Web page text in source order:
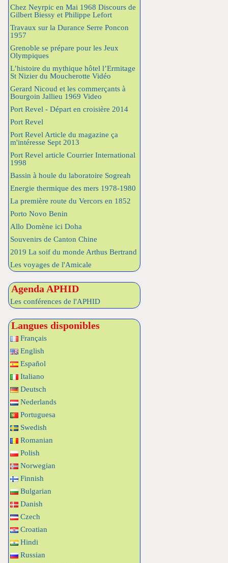
Chez Neyrpic en Mai 1968 Discours de
Gilbert Biessy et Philippe Lefort
Travaux sur la Durance Serre Poncon
1957
Grenoble se prépare pour les Jeux
Olympiques
L’histoire du mythique hôtel l’Ermitage
St Nizier du Moucherotte Vidéo
Gerard Nicoud et les commerçants à
Bourgoin Jallieu 1969 Video
Port Revel - Départ en croisière 2014
Port Revel
Port Revel Article du magazine ça
m'intéresse Sept 2013
Port Revel article Courrier International
1998
Bassin à houle du laboratoire Sogreah
Energie thermique des mers 1978-1980
La première route du Vercors en 1852
Porto Novo Benin
Allo Domène ici Doha
Souvenirs de Canton Chine
2019 La soif du monde Arthus Bertrand
Les voyages de l'Amicale
Agenda APHID
Les conférences de l'APHID
Langues disponibles
Français
English
Español
Italiano
Deutsch
Nederlands
Portuguesa
Swedish
Romanian
Polish
Norwegian
Finnish
Bulgarian
Danish
Czech
Croatian
Hindi
Russian